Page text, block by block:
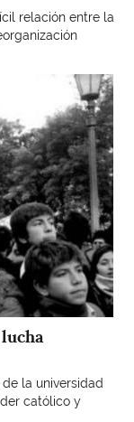
relación entre la
la universidad
católico y